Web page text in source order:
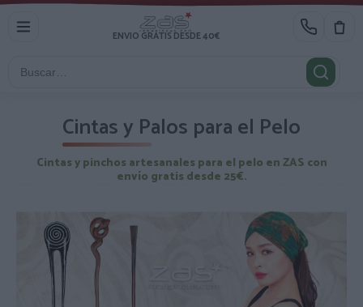
ENVIO GRATIS DESDE 40€
Cintas y Palos para el Pelo
Cintas y pinchos artesanales para el pelo en ZAS con
envío gratis desde 25€.